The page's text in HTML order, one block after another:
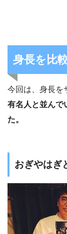
身長を比
今回は、身長を
有名人と並んで
た。
おぎやはぎ